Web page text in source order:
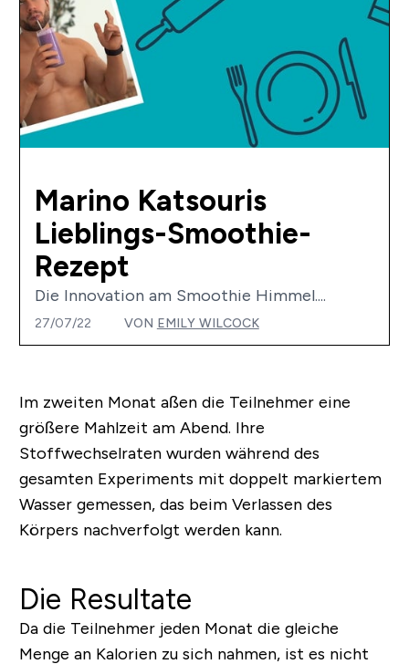
Marino Katsouris
Lieblings-Smoothie-
Rezept
Die Innovation am Smoothie Himmel....
27/07/22 VON EMILY WILCOCK
Im zweiten Monat aßen die Teilnehmer eine
größere Mahlzeit am Abend. Ihre
Stoffwechselraten wurden während des
gesamten Experiments mit doppelt markiertem
Wasser gemessen, das beim Verlassen des
Körpers nachverfolgt werden kann.
Die Resultate
Da die Teilnehmer jeden Monat die gleiche
Menge an Kalorien zu sich nahmen, ist es nicht